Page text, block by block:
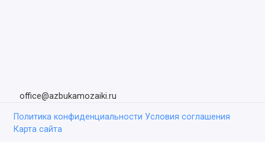
office@azbukamozaiki.ru
Политика конфиденциальности Условия соглашения
Карта сайта